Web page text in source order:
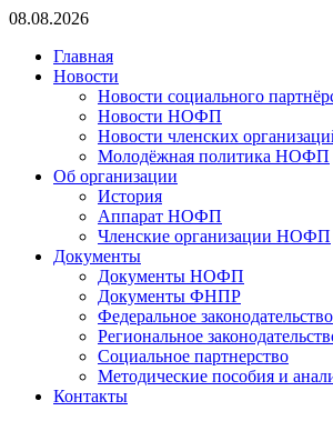
Перейти
содержимому
08.08.2026
Главная
Новости
Новости социального
Новости НОФП
Новости членских
Молодёжная политика НОФП
Об организации
История
Аппарат НОФП
Членские организации НОФП
Документы
Документы НОФП
Документы ФНПР
Федеральное законодательство
Региональное
Социальное партнерство
Методические пособия и
Контакты